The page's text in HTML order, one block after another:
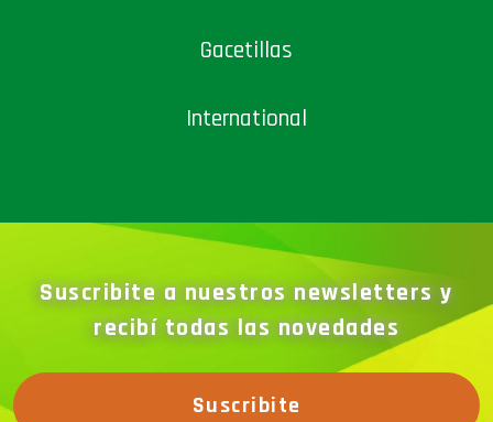
Gacetillas
International
Suscribite a nuestros newsletters y
recibí todas las novedades
Suscribite